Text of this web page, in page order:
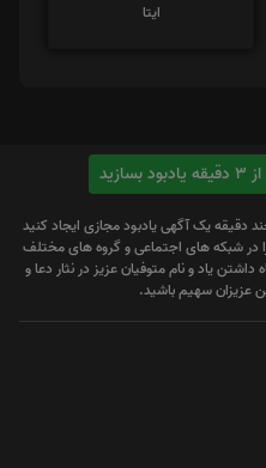
ایتا
دقیقه یک آگهی یادبود مجازی ایجاد کنید
در شبکه های اجتماعی و گروه های مختلف
داشتن یاد و نام متوفیان عزیز در نثار دعا و
عزیزان سهیم باشید.